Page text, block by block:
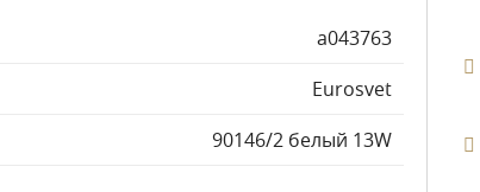
a043763
Eurosvet
90146/2 белый 13W